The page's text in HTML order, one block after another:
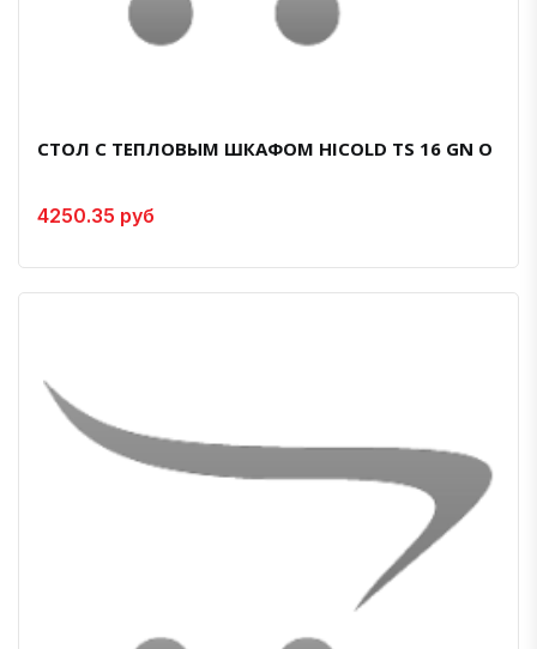
СТОЛ С ТЕПЛОВЫМ ШКАФОМ HICOLD TS 16 GN O
4250.35 руб